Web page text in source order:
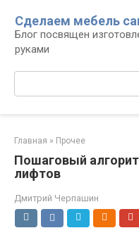
контенту
Сделаем мебель
Блог посвящен
руками
Главная » Прочее
Пошаговый
лифтов
Дмитрий Черпашин